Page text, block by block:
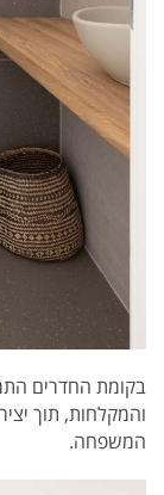
בקומת החדרים
והמקלחות, תוך
המשפחה.